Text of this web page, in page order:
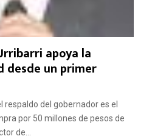
apoya la
desde un primer
respaldo del gobernador es el
por 50 millones de pesos de
de...